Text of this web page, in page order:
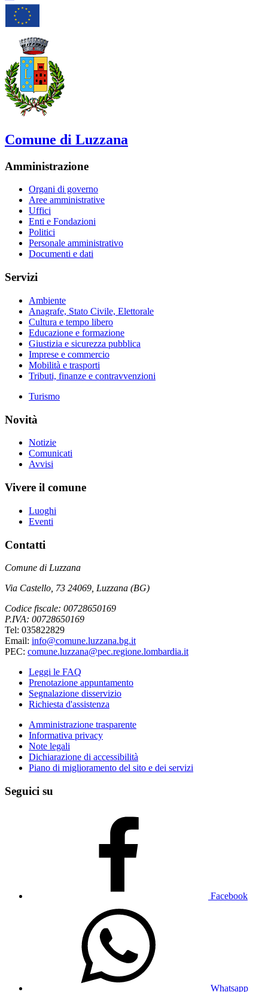
Comune di Luzzana
Amministrazione
Organi di governo
Aree amministrative
Uffici
Enti e Fondazioni
Politici
Personale amministrativo
Documenti e dati
Servizi
Ambiente
Anagrafe, Stato Civile, Elettorale
Cultura e tempo libero
Educazione e formazione
Giustizia e sicurezza pubblica
Imprese e commercio
Mobilità e trasporti
Tributi, finanze e contravvenzioni
Turismo
Novità
Notizie
Comunicati
Avvisi
Vivere il comune
Luoghi
Eventi
Contatti
Comune di Luzzana
Via Castello, 73 24069, Luzzana (BG)
Codice fiscale: 00728650169
P.IVA: 00728650169
Tel: 035822829
Email: info@comune.luzzana.bg.it
PEC: comune.luzzana@pec.regione.lombardia.it
Leggi le FAQ
Prenotazione appuntamento
Segnalazione disservizio
Richiesta d'assistenza
Amministrazione trasparente
Informativa privacy
Note legali
Dichiarazione di accessibilità
Piano di miglioramento del sito e dei servizi
Seguici su
Facebook
Whatsapp